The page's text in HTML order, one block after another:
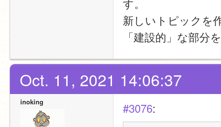
新しいトピックを
「建設的」な部
Oct. 11, 2021 14:06:37
inoking #3076: